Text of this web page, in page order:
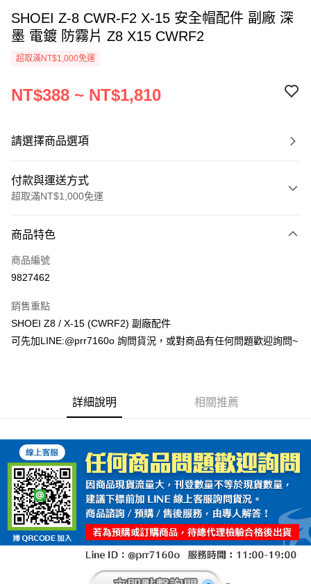
SHOEI Z-8 CWR-F2 X-15 安全帽配件 副廠 深
墨 電鍍 防霧片 Z8 X15 CWRF2
超取滿NT$1,000免運
NT$388 ~ NT$1,810
請選擇商品選項
付款與運送方式
超取滿NT$1,000免運
信用卡一次付款
超商取貨付款
ATM付款
每筆NT$60，滿NT$1,000(含以上)免運費
7-11取貨付款(安全帽一頂以上請選宅配)
每筆NT$60，滿NT$1,000(含以上)免運費
宅配
每筆NT$100，滿NT$1,000(含以上)免運費
商品特色
商品編號
9827462
銷售重點
SHOEI Z8 / X-15 (CWRF2) 副廠配件
可先加LINE:@prr7160o 詢問貨況，或對商品有任何問題歡迎詢問~
詳細說明 相關推薦